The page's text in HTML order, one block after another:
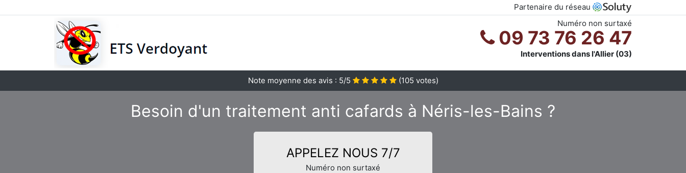
Partenaire du réseau
Numéro non surtaxé
09 73 76 26 47
Interventions dans l'Allier (03)
Note moyenne des avis : 5/5 (105 votes)
Besoin d'un traitement anti cafards à Néris-les-Bains ?
APPELEZ NOUS 7/7
Numéro non surtaxé